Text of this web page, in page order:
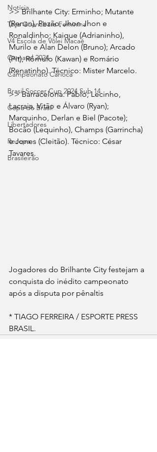
Notícia
Taça Guanabara Feminina
V4 Escola de Vôlei Macaé
Carnaval 2024
Campeonato Carioca
Brasil Soccer Cup 2024 Sub 14
Copa do Brasil
Libertadores
Recopa
Brasileirão
>> Brilhante City: Erminho; Mutante
(Renan), Pezão, Jhon Jhon e
Ronaldinho; Kaique (Adrianinho),
Murilo e Alan Delon (Bruno); Arcado
(Pit), Rômulo (Kawan) e Romário
(Renatinho). Técnico: Mister Marcelo.
>> Barracelona: Pablo; Lecinho,
Lacraia, Vitão e Álvaro (Ryan);
Marquinho, Derlan e Biel (Pacote);
Bocão (Lequinho), Champs (Garrincha)
e Jones (Cleitão). Técnico: César
Tavares.
Jogadores do Brilhante City festejam a
conquista do inédito campeonato
após a disputa por pênaltis
* TIAGO FERREIRA / ESPORTE PRESS
BRASIL.